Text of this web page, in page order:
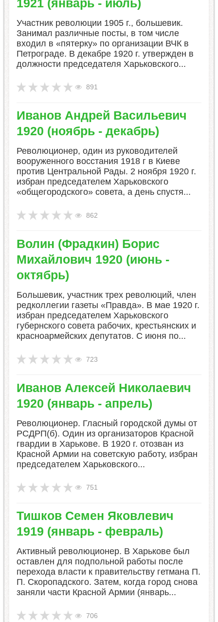
1921 (январь - июль)
Участник революции 1905 г., большевик.
Занимал различные посты, в том числе
входил в «пятерку» по организации ВЧК в
Петрограде. В декабре 1920 г. утвержден в
должности председателя Харьковского...
891
​Иванов Андрей Васильевич
1920 (ноябрь - декабрь)
Революционер, один из руководителей
вооруженного восстания 1918 г в Киеве
против Центральной Рады. 2 ноября 1920 г.
избран председателем Харьковского
«общегородского» совета, а день спустя...
862
Волин (Фрадкин) Борис
Михайлович 1920 (июнь -
октябрь)
Большевик, участник трех революций, член
редколлегии газеты «Правда». В мае 1920 г.
избран председателем Харьковского
губернского совета рабочих, крестьянских и
красноармейских депутатов. С июня по...
723
​Иванов Алексей Николаевич
1920 (январь - апрель)
Революционер. Гласный городской думы от
РСДРП(б). Один из организаторов Красной
гвардии в Харькове. В 1920 г. отозван из
Красной Армии на советскую работу, избран
председателем Харьковского...
751
​Тишков Семен Яковлевич
1919 (январь - февраль)
Активный революционер. В Харькове был
оставлен для подпольной работы после
перехода власти к правительству гетмана П.
П. Скоропадского. Затем, когда город снова
заняли части Красной Армии (январь...
706